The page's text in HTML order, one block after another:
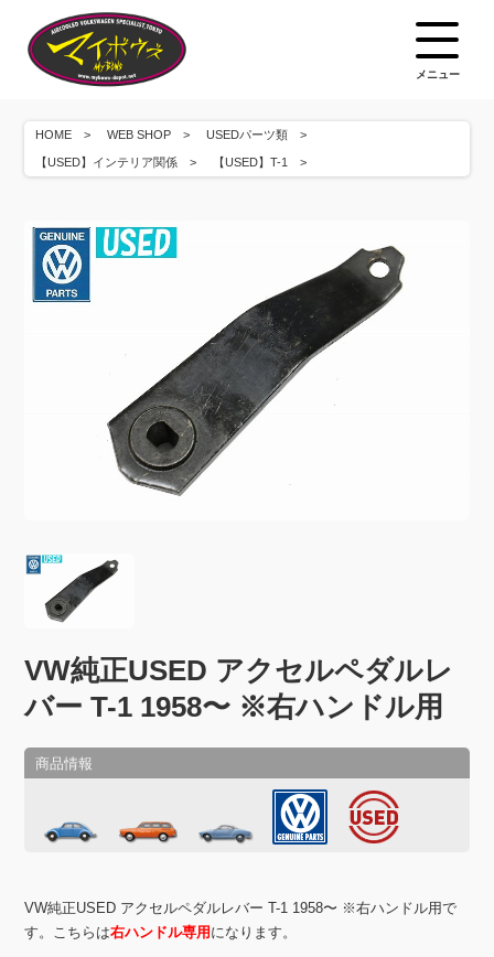
メニュー
HOME WEB SHOP USEDパーツ類
【USED】インテリア関係 【USED】T-1
VW純正USED アクセルペダルレ
バー T-1 1958〜 ※右ハンドル用
VW純正USED アクセルペダルレバー T-1 1958〜 ※右ハンドル用で
す。こちらは右ハンドル専用 になります。